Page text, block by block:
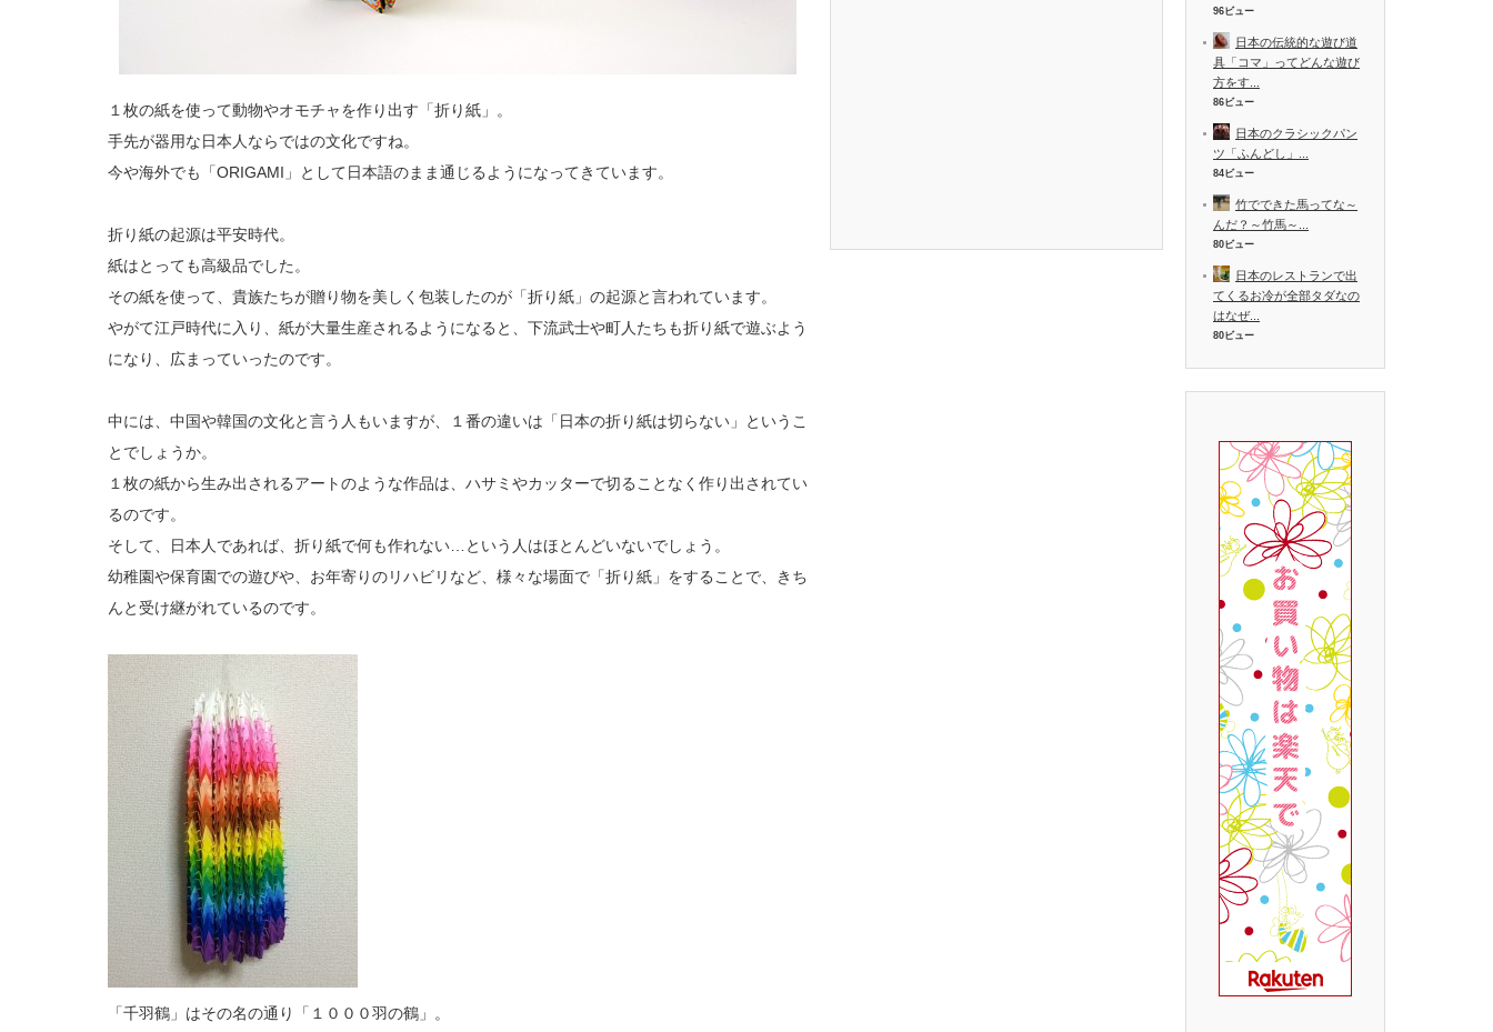
１枚の紙を使って動物やオモチャを作り出す「折り紙」。
手先が器用な日本人ならではの文化ですね。
今や海外でも「ORIGAMI」として日本語のまま通じるようになってきています。
折り紙の起源は平安時代。
紙はとっても高級品でした。
その紙を使って、貴族たちが贈り物を美しく包装したのが「折り紙」の起源と言われています。
やがて江戸時代に入り、紙が大量生産されるようになると、下流武士や町人たちも折り紙で遊ぶよう
になり、広まっていったのです。
中には、中国や韓国の文化と言う人もいますが、１番の違いは「日本の折り紙は切らない」というこ
とでしょうか。
１枚の紙から生み出されるアートのような作品は、ハサミやカッターで切ることなく作り出されてい
るのです。
そして、日本人であれば、折り紙で何も作れない…という人はほとんどいないでしょう。
幼稚園や保育園での遊びや、お年寄りのリハビリなど、様々な場面で「折り紙」をすることで、きち
んと受け継がれているのです。
「千羽鶴」はその名の通り「１０００羽の鶴」。
96ビュー
日本の伝統的な遊び道
具「コマ」ってどんな遊び
方をす...
86ビュー
日本のクラシックパン
ツ「ふんどし」...
84ビュー
竹でできた馬ってな～
んだ？～竹馬～...
80ビュー
日本のレストランで出
てくるお冷が全部タダなの
はなぜ...
80ビュー